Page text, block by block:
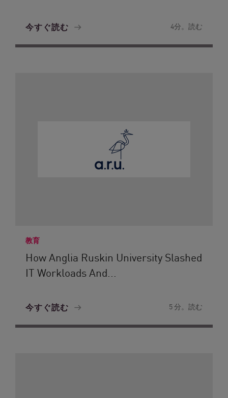
今すぐ読む 4分。読む
教育
How Anglia Ruskin University Slashed
IT Workloads And...
今すぐ読む 5 分。読む